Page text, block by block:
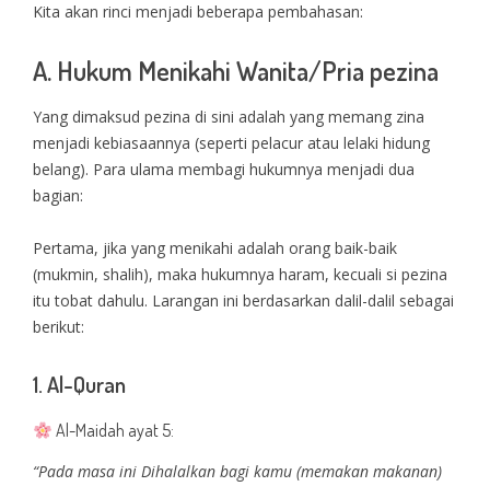
Kita akan rinci menjadi beberapa pembahasan:
A. Hukum Menikahi Wanita/Pria pezina
Yang dimaksud pezina di sini adalah yang memang zina
menjadi kebiasaannya (seperti pelacur atau lelaki hidung
belang). Para ulama membagi hukumnya menjadi dua
bagian:
Pertama, jika yang menikahi adalah orang baik-baik
(mukmin, shalih), maka hukumnya haram, kecuali si pezina
itu tobat dahulu. Larangan ini berdasarkan dalil-dalil sebagai
berikut:
1. Al-Quran
Al-Maidah ayat 5:
“Pada masa ini Dihalalkan bagi kamu (memakan makanan)